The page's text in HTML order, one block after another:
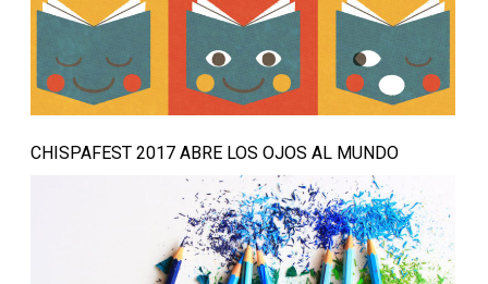
CHISPAFEST 2017 ABRE LOS OJOS AL MUNDO